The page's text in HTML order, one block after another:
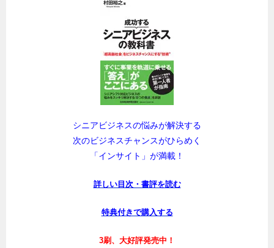
シニアビジネスの悩みが解決する
次のビジネスチャンスがひらめく
「インサイト」が満載！
詳しい目次・書評を読む
特典付きで購入する
3刷、大好評発売中！